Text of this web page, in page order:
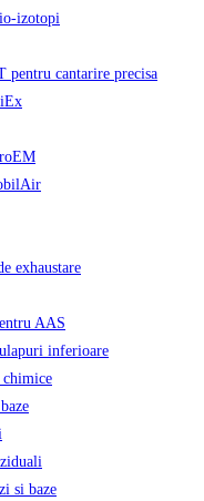
izotopi
pentru cantarire precisa
exhaustare
AAS
inferioare
si baze